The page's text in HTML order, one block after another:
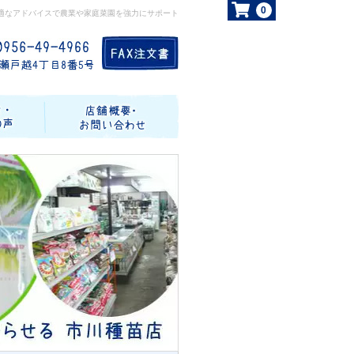
アドバイスで農業や家庭菜園を強力にサポート 0